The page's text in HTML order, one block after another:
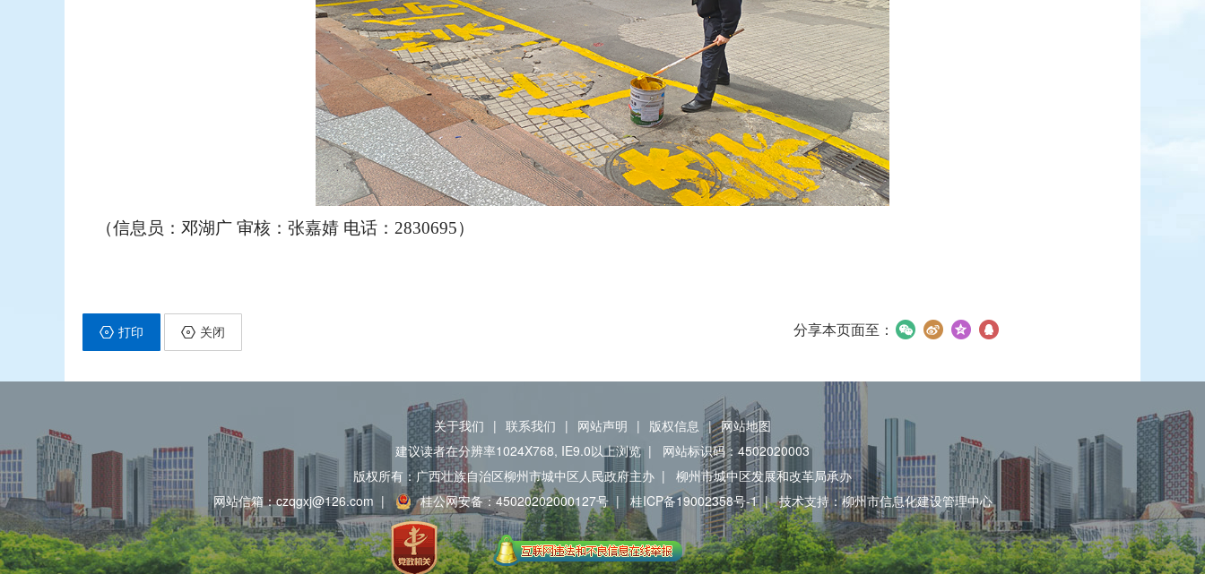
（信息员：邓湖广 审核：张嘉婧 电话：2830695）
打印 关闭 分享本页面至：
关于我们 | 联系我们 | 网站声明 | 版权信息 | 网站地图
建议读者在分辨率1024X768, IE9.0以上浏览 |
网站标识码：4502020003
版权所有：广西壮族自治区柳州市城中区人民政府主办 |
柳州市城中区发展和改革局承办
网站信箱：czqgxj@126.com | 桂公网安备：45020202000127号 | 桂ICP备19002358号-1 | 技术支持：柳州市信息化建设管理中心